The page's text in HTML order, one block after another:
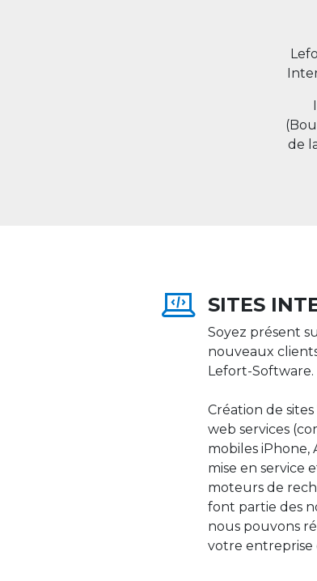
de
SITES
Soyez présent
nouveaux
Lefort-Software.
Création de
web services
mobiles iPhone,
mise en service
moteurs de
font partie des
nous pouvons
votre entreprise